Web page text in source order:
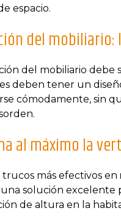
espacio.
del mobiliario:
del mobiliario debe
deben tener un
cómodamente, sin
al máximo la
trucos más efectivos en
solución excelente
de altura en la